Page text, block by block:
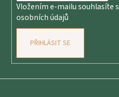
Vložením e-mailu souhlasíte s
osobních údajů
PŘIHLÁSIT SE